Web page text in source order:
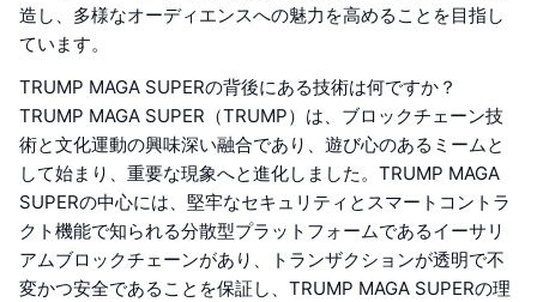
造し、多様なオーディエンスへの魅力を高めることを目指し
ています。
TRUMP MAGA SUPERの背後にある技術は何ですか？
TRUMP MAGA SUPER（TRUMP）は、ブロックチェーン技
術と文化運動の興味深い融合であり、遊び心のあるミームと
して始まり、重要な現象へと進化しました。TRUMP MAGA
SUPERの中心には、堅牢なセキュリティとスマートコントラ
クト機能で知られる分散型プラットフォームであるイーサリ
アムブロックチェーンがあり、トランザクションが透明で不
変かつ安全であることを保証し、TRUMP MAGA SUPERの理